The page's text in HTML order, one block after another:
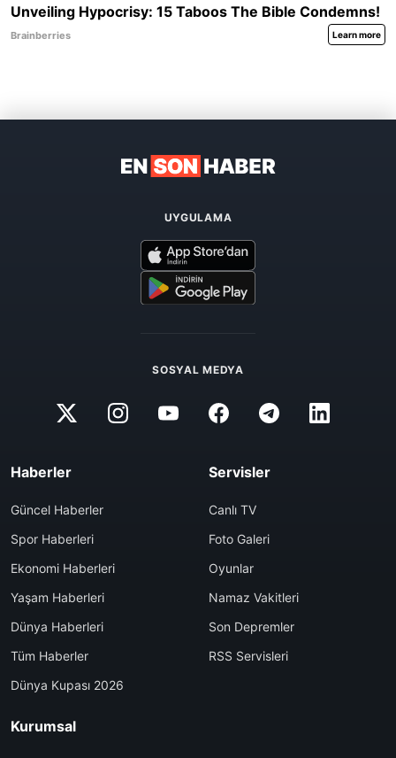
UYGULAMA
SOSYAL MEDYA
Haberler
Güncel Haberler
Spor Haberleri
Ekonomi Haberleri
Yaşam Haberleri
Dünya Haberleri
Tüm Haberler
Dünya Kupası 2026
Servisler
Canlı TV
Foto Galeri
Oyunlar
Namaz Vakitleri
Son Depremler
RSS Servisleri
Kurumsal